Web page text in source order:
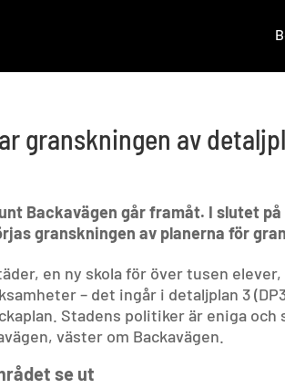
granskningen av
Backavägen går framåt. I slutet
granskningen av planerna för
en ny skola för över tusen
– det ingår i detaljplan 3
Stadens politiker är eniga
väster om Backavägen.
se ut